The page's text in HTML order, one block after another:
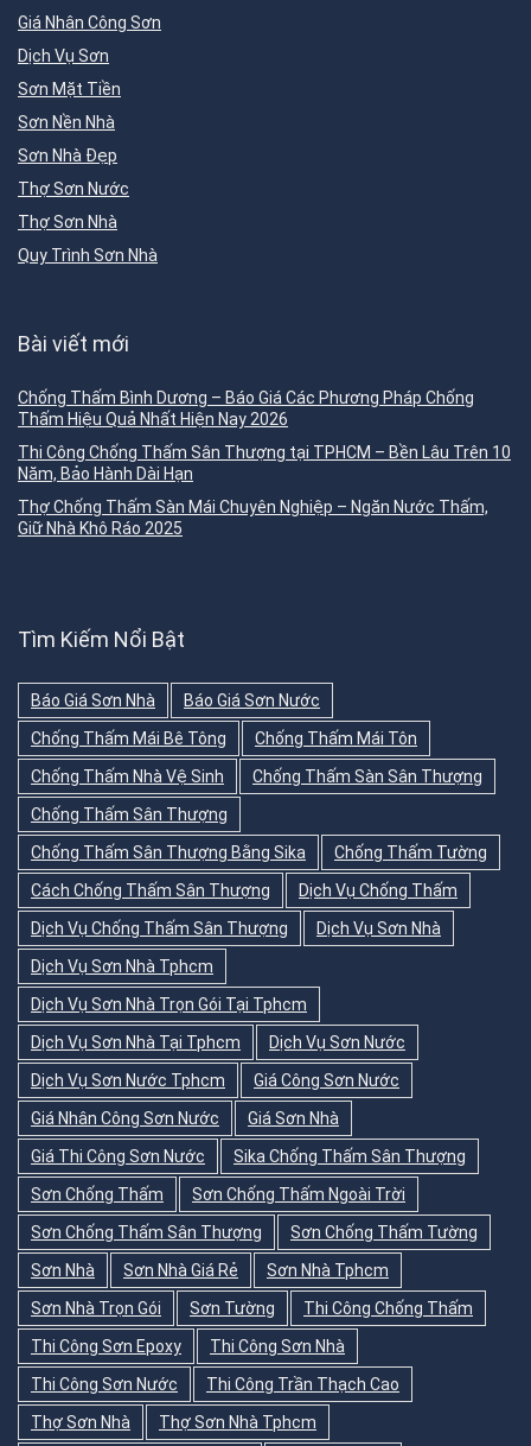
Giá Nhân Công Sơn
Dịch Vụ Sơn
Sơn Mặt Tiền
Sơn Nền Nhà
Sơn Nhà Đẹp
Thợ Sơn Nước
Thợ Sơn Nhà
Quy Trình Sơn Nhà
Bài viết mới
Chống Thấm Bình Dương – Báo Giá Các Phương Pháp Chống
Thấm Hiệu Quả Nhất Hiện Nay 2026
Thi Công Chống Thấm Sân Thượng tại TPHCM – Bền Lâu Trên 10
Năm, Bảo Hành Dài Hạn
Thợ Chống Thấm Sàn Mái Chuyên Nghiệp – Ngăn Nước Thấm,
Giữ Nhà Khô Ráo 2025
Tìm Kiếm Nổi Bật
Báo Giá Sơn Nhà
Báo Giá Sơn Nước
Chống Thấm Mái Bê Tông
Chống Thấm Mái Tôn
Chống Thấm Nhà Vệ Sinh
Chống Thấm Sàn Sân Thượng
Chống Thấm Sân Thượng
Chống Thấm Sân Thượng Bằng Sika
Chống Thấm Tường
Cách Chống Thấm Sân Thượng
Dịch Vụ Chống Thấm
Dịch Vụ Chống Thấm Sân Thượng
Dịch Vụ Sơn Nhà
Dịch Vụ Sơn Nhà Tphcm
Dịch Vụ Sơn Nhà Trọn Gói Tại Tphcm
Dịch Vụ Sơn Nhà Tại Tphcm
Dịch Vụ Sơn Nước
Dịch Vụ Sơn Nước Tphcm
Giá Công Sơn Nước
Giá Nhân Công Sơn Nước
Giá Sơn Nhà
Giá Thi Công Sơn Nước
Sika Chống Thấm Sân Thượng
Sơn Chống Thấm
Sơn Chống Thấm Ngoài Trời
Sơn Chống Thấm Sân Thượng
Sơn Chống Thấm Tường
Sơn Nhà
Sơn Nhà Giá Rẻ
Sơn Nhà Tphcm
Sơn Nhà Trọn Gói
Sơn Tường
Thi Công Chống Thấm
Thi Công Sơn Epoxy
Thi Công Sơn Nhà
Thi Công Sơn Nước
Thi Công Trần Thạch Cao
Thợ Sơn Nhà
Thợ Sơn Nhà Tphcm